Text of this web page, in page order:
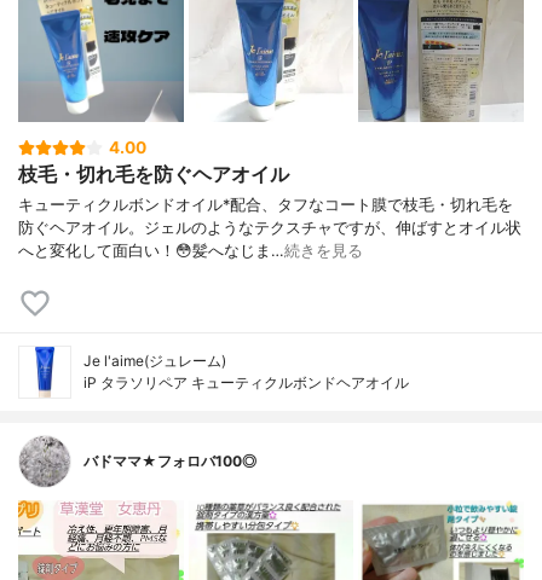
4.00
枝毛・切れ毛を防ぐヘアオイル
キューティクルボンドオイル*配合、タフなコート膜で枝毛・切れ毛を
防ぐヘアオイル。ジェルのようなテクスチャですが、伸ばすとオイル状
へと変化して面白い！😳髪へなじま…続きを見る
Je l'aime(ジュレーム)
iP タラソリペア キューティクルボンドヘアオイル
バドママ★フォロバ100◎